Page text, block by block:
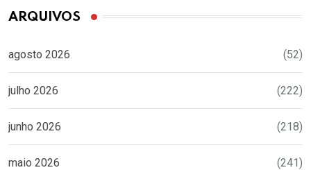
ARQUIVOS
agosto 2026 (52)
julho 2026 (222)
junho 2026 (218)
maio 2026 (241)